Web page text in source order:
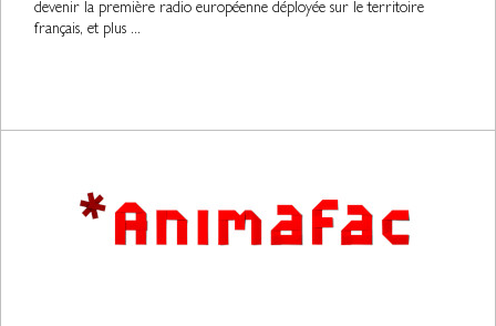
devenir la première radio européenne déployée sur le territoire
français, et plus ...